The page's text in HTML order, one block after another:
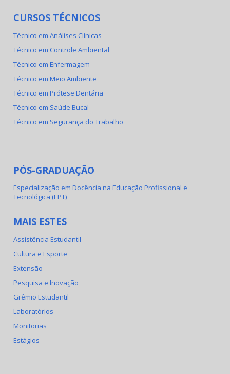
CURSOS TÉCNICOS
Técnico em Análises Clínicas
Técnico em Controle Ambiental
Técnico em Enfermagem
Técnico em Meio Ambiente
Técnico em Prótese Dentária
Técnico em Saúde Bucal
Técnico em Segurança do Trabalho
PÓS-GRADUAÇÃO
Especialização em Docência na Educação Profissional e
Tecnológica (EPT)
MAIS ESTES
Assistência Estudantil
Cultura e Esporte
Extensão
Pesquisa e Inovação
Grêmio Estudantil
Laboratórios
Monitorias
Estágios